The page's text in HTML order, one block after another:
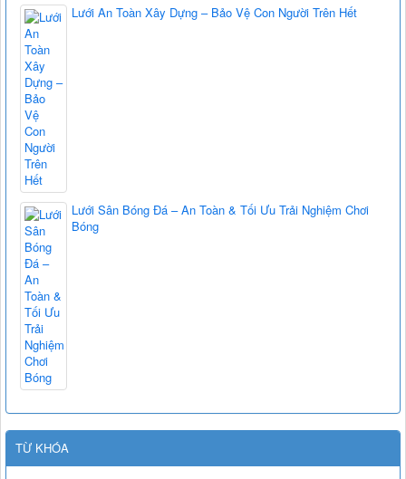
Lưới An Toàn Xây Dựng – Bảo Vệ Con Người Trên Hết
Lưới Sân Bóng Đá – An Toàn & Tối Ưu Trải Nghiệm Chơi
Bóng
TỪ KHÓA